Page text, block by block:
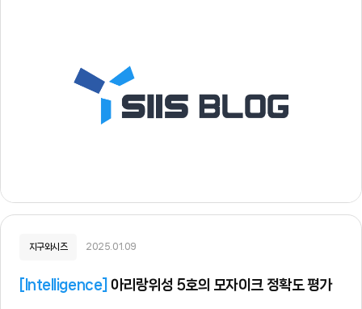
지구와시즈 2025.01.09
Intelligence] 아리랑위성 5호의 모자이크 정확도 평가